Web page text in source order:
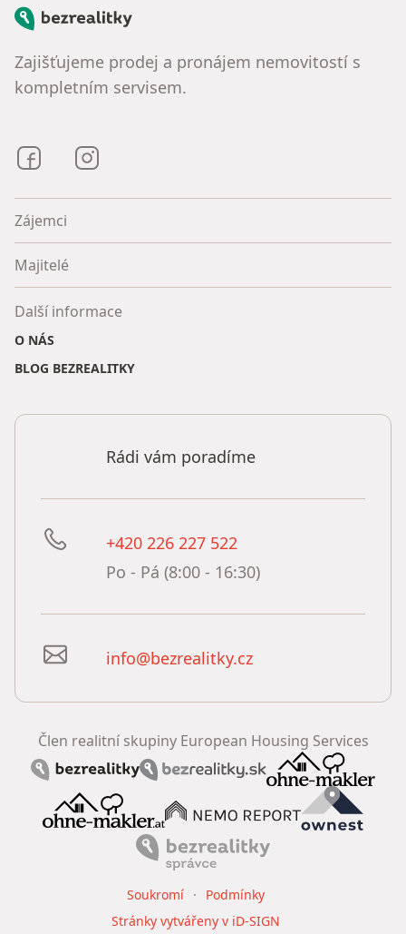
Bezrealitky
Zajišťujeme prodej a pronájem nemovitostí s
kompletním servisem.
Bezrealitky na Facebooku
Zájemci
Majitelé
Další informace
O NÁS
BLOG BEZREALITKY
Rádi vám poradíme
+420 226 227 522
Po - Pá (8:00 - 16:30)
info@bezrealitky.cz
Člen realitní skupiny European Housing Services
Soukromí
Podmínky
Stránky vytvářeny v iD-SIGN